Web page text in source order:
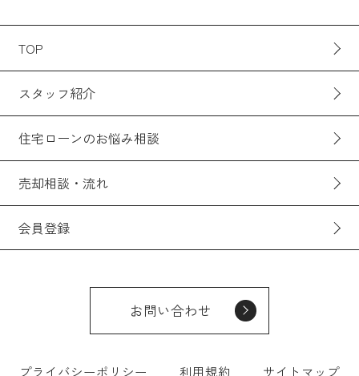
TOP
スタッフ紹介
住宅ローンのお悩み相談
売却相談・流れ
会員登録
お問い合わせ
プライバシーポリシー 利用規約 サイトマップ